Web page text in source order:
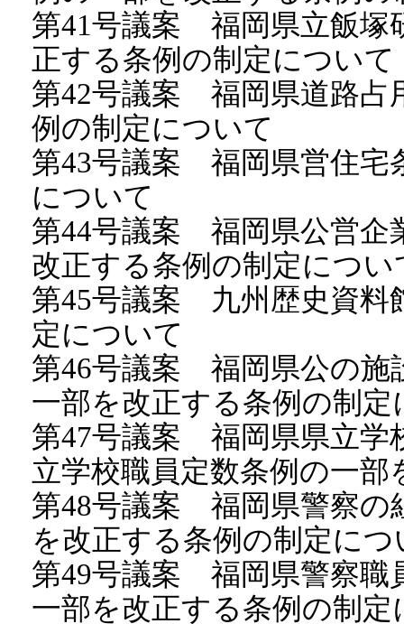
第41号議案 福岡県立飯塚
正する条例の制定について
第42号議案 福岡県道路占
例の制定について
第43号議案 福岡県営住宅
について
第44号議案 福岡県公営企
改正する条例の制定につい
第45号議案 九州歴史資料
定について
第46号議案 福岡県公の施
一部を改正する条例の制定
第47号議案 福岡県県立学
立学校職員定数条例の一
第48号議案 福岡県警察の
を改正する条例の制定につ
第49号議案 福岡県警察職
一部を改正する条例の制定